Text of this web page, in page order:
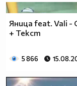
Яница feat. Vali -
+ Текст
5 866